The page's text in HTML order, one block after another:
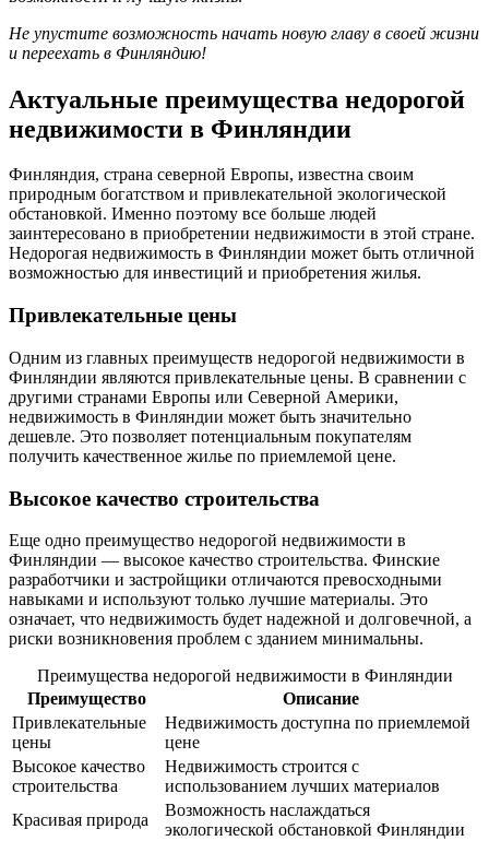
Не упустите возможность начать новую главу в своей жизни
и переехать в Финляндию!
Актуальные преимущества недорогой
недвижимости в Финляндии
Финляндия, страна северной Европы, известна своим
природным богатством и привлекательной экологической
обстановкой. Именно поэтому все больше людей
заинтересовано в приобретении недвижимости в этой стране.
Недорогая недвижимость в Финляндии может быть отличной
возможностью для инвестиций и приобретения жилья.
Привлекательные цены
Одним из главных преимуществ недорогой недвижимости в
Финляндии являются привлекательные цены. В сравнении с
другими странами Европы или Северной Америки,
недвижимость в Финляндии может быть значительно
дешевле. Это позволяет потенциальным покупателям
получить качественное жилье по приемлемой цене.
Высокое качество строительства
Еще одно преимущество недорогой недвижимости в
Финляндии — высокое качество строительства. Финские
разработчики и застройщики отличаются превосходными
навыками и используют только лучшие материалы. Это
означает, что недвижимость будет надежной и долговечной, а
риски возникновения проблем с зданием минимальны.
Преимущества недорогой недвижимости в Финляндии
Преимущество
Описание
Привлекательные
цены
Недвижимость доступна по приемлемой
цене
Высокое качество
строительства
Недвижимость строится с
использованием лучших материалов
Красивая природа
Возможность наслаждаться
экологической обстановкой Финляндии